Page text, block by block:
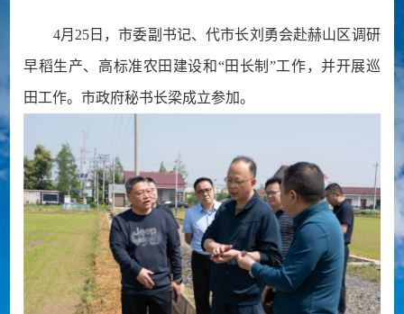
4月25日，市委副书记、代市长刘勇会赴赫山区调研
早稻生产、高标准农田建设和“田长制”工作，并开展巡
田工作。市政府秘书长梁成立参加。